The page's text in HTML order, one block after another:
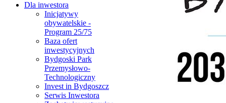
Dla inwestora
Inicjatywy
obywatelskie -
Program 25/75
Baza ofert
inwestycyjnych
Bydgoski Park
Przemysłowo-
Technologiczny
Invest in Bydgoszcz
Serwis Inwestora